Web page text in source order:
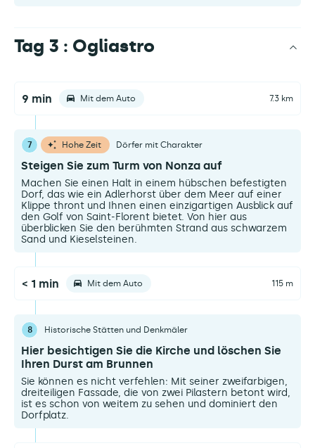
Tag 3 : Ogliastro
9 min Mit dem Auto 7.3 km
7 Hohe Zeit Dörfer mit Charakter
Steigen Sie zum Turm von Nonza auf
Machen Sie einen Halt in einem hübschen befestigten
Dorf, das wie ein Adlerhorst über dem Meer auf einer
Klippe thront und Ihnen einen einzigartigen Ausblick auf
den Golf von Saint-Florent bietet. Von hier aus
überblicken Sie den berühmten Strand aus schwarzem
Sand und Kieselsteinen.
< 1 min Mit dem Auto 115 m
8 Historische Stätten und Denkmäler
Hier besichtigen Sie die Kirche und löschen Sie
Ihren Durst am Brunnen
Sie können es nicht verfehlen: Mit seiner zweifarbigen,
dreiteiligen Fassade, die von zwei Pilastern betont wird,
ist es schon von weitem zu sehen und dominiert den
Dorfplatz.